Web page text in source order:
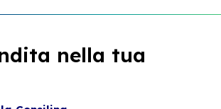
nella tua